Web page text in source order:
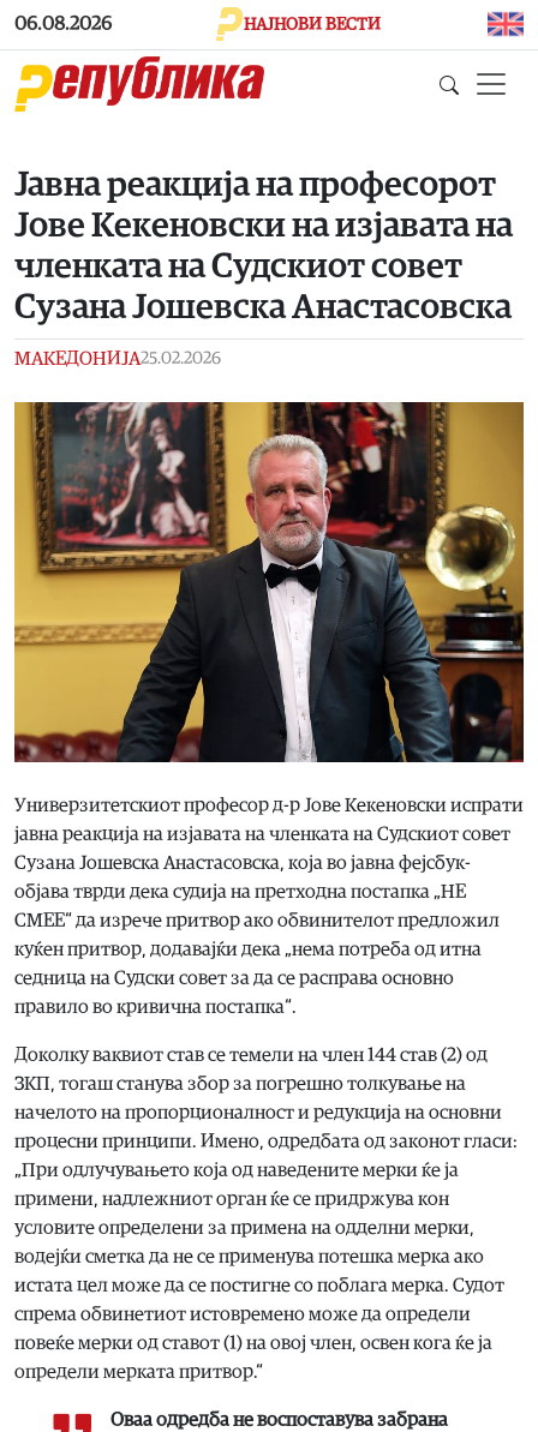
Skip to main content
06.08.2026 НАЈНОВИ ВЕСТИ
Јавна реакција на професорот
Јове Кекеновски на изјавата на
членката на Судскиот совет
Сузана Јошевска Анастасовска
МАКЕДОНИЈА25.02.2026
Универзитетскиот професор д-р Јове Кекеновски испрати
јавна реакција на изјавата на членката на Судскиот совет
Сузана Јошевска Анастасовска, која во јавна фејсбук-
објава тврди дека судија на претходна постапка „НЕ
СМЕЕ“ да изрече притвор ако обвинителот предложил
куќен притвор, додавајќи дека „нема потреба од итна
седница на Судски совет за да се расправа основно
правило во кривична постапка“.
Доколку ваквиот став се темели на член 144 став (2) од
ЗКП, тогаш станува збор за погрешно толкување на
начелото на пропорционалност и редукција на основни
процесни принципи. Имено, одредбата од законот гласи:
„При одлучувањето која од наведените мерки ќе ја
примени, надлежниот орган ќе се придржува кон
условите определени за примена на одделни мерки,
водејќи сметка да не се применува потешка мерка ако
истата цел може да се постигне со поблага мерка. Судот
спрема обвинетиот истовремено може да определи
повеќе мерки од ставот (1) на овој член, освен кога ќе ја
определи мерката притвор.“
Оваа одредба не воспоставува забрана